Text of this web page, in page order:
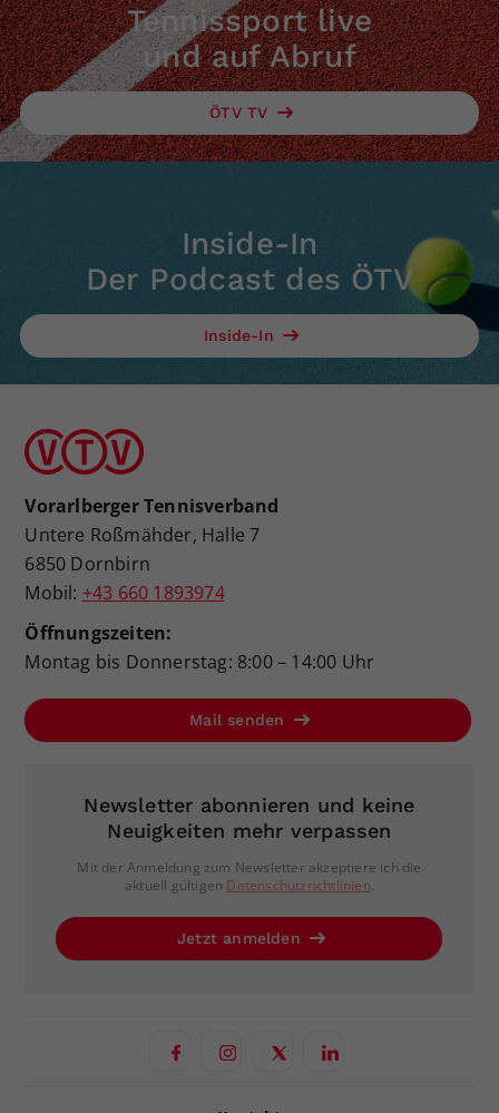
Tennissport live
und auf Abruf
ÖTV TV
Inside-In
Der Podcast des ÖTV
Inside-In
Vorarlberger Tennisverband
Untere Roßmähder, Halle 7
6850 Dornbirn
Mobil: +43 660 1893974
Öffnungszeiten:
Montag bis Donnerstag: 8:00 – 14:00 Uhr
Mail senden
Newsletter abonnieren und keine
Neuigkeiten mehr verpassen
Mit der Anmeldung zum Newsletter akzeptiere ich die
aktuell gültigen Datenschutzrichtlinien.
Jetzt anmelden